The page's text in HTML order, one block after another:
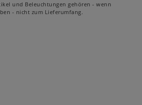
und Beleuchtungen gehören - wenn
- nicht zum Lieferumfang.